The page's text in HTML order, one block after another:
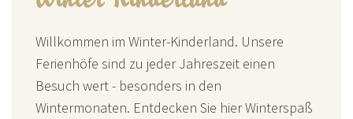
Willkommen im Winter-Kinderland. Unsere
Ferienhöfe sind zu jeder Jahreszeit einen
Besuch wert - besonders in den
Wintermonaten. Entdecken Sie hier Winterspaß